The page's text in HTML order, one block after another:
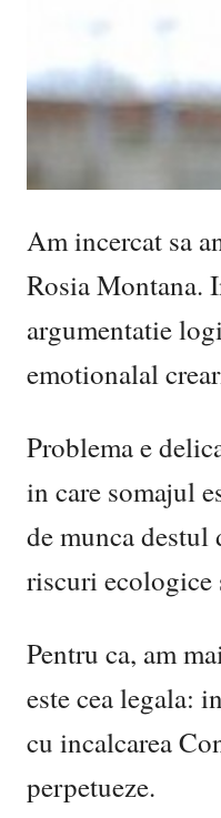
Am incercat sa
Rosia Montana.
argumentatie
emotionalal
Problema e
in care somajul
de munca destul
riscuri
Pentru ca, am
este cea legala:
cu incalcarea
perpetueze.